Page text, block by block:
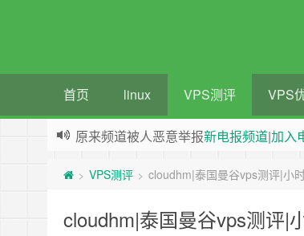
首页 linux VPS测评 VPS
原来频道被人恶意举报新电报频道|加入
> VPS测评 > cloudhm|泰国曼谷vps测评|小
cloudhm|泰国曼谷vps测评|